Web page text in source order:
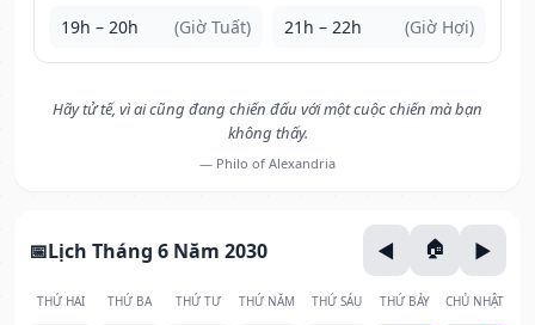
19h – 20h (Giờ Tuất) 21h – 22h (Giờ Hợi)
Hãy tử tế, vì ai cũng đang chiến đấu với một cuộc chiến mà bạn
không thấy.
— Philo of Alexandria
Lịch Tháng 6 Năm 2030
THỨ HAI THỨ BA THỨ TƯ THỨ NĂM THỨ SÁU THỨ BẢY CHỦ NHẬT